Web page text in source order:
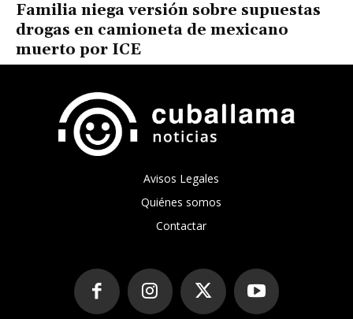
Familia niega versión sobre supuestas
drogas en camioneta de mexicano
muerto por ICE
Avisos Legales
Quiénes somos
Contactar